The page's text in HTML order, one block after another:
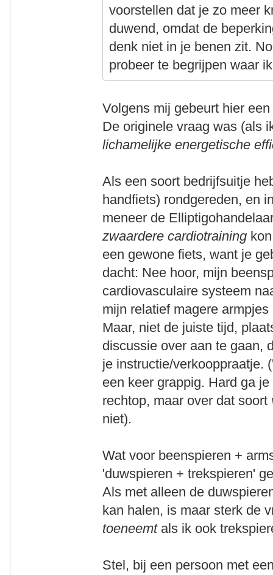
voorstellen dat je zo meer
duwend, omdat de
denk niet in je benen zit.
probeer te begrijpen waar
Volgens mij gebeurt hier
De originele vraag was (als
lichamelijke energetische
Als een soort bedrijfsuitje
handfiets) rondgereden, en
meneer de
zwaardere cardiotraining
een gewone fiets, want je
dacht: Nee hoor, mijn
cardiovasculaire systeem
mijn relatief magere
Maar, niet de juiste tijd,
discussie over aan te gaan,
je instructie/verkooppraatje.
een keer grappig. Hard ga
rechtop, maar over dat soort
niet).
Wat voor beenspieren +
'duwspieren + trekspieren'
Als met alleen de
kan halen, is maar sterk de
toeneemtals ik ook
Stel, bij een persoon met